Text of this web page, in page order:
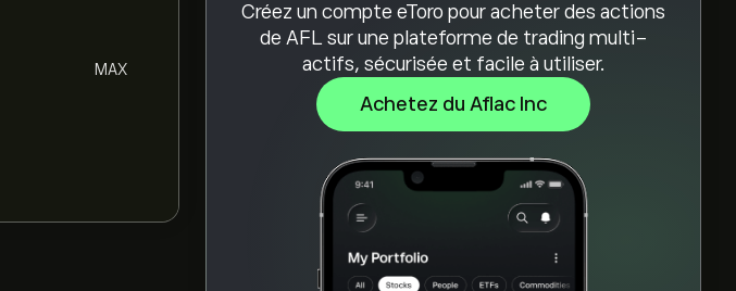
Créez un compte eToro pour acheter des actions
de AFL sur une plateforme de trading multi-
actifs, sécurisée et facile à utiliser.
Achetez du Aflac Inc
MAX